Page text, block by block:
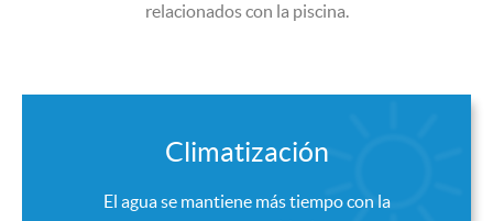
relacionados con la piscina.
Climatización
El agua se mantiene más tiempo con la